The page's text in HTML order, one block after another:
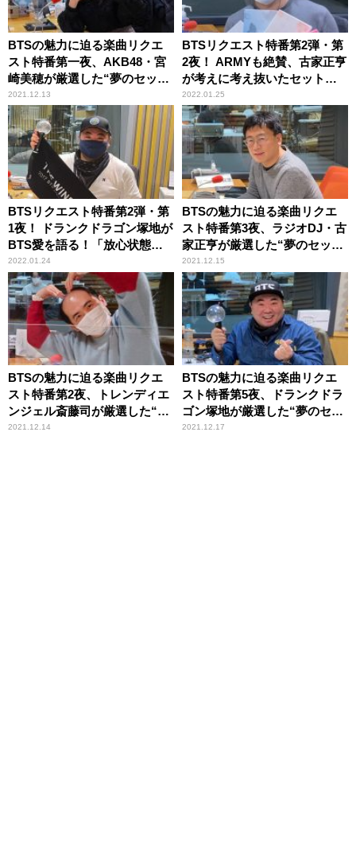
BTSの魅力に迫る楽曲リクエ
スト特番第一夜、AKB48・宮
崎美穂が厳選した“夢のセット
リスト”を披露
2021.12.13
BTSリクエスト特番第2弾・第
2夜！ ARMYも絶賛、古家正亨
が考えに考え抜いたセットリ
ストを公開！
2022.01.25
BTSリクエスト特番第2弾・第
1夜！ ドランクドラゴン塚地が
BTS愛を語る！「放心状態に
なりましたね」
2022.01.24
BTSの魅力に迫る楽曲リクエ
スト特番第3夜、ラジオDJ・古
家正亨が厳選した“夢のセット
リスト”を披露
2021.12.15
BTSの魅力に迫る楽曲リクエ
スト特番第2夜、トレンディエ
ンジェル斎藤司が厳選した“夢
のセットリスト”を披露
2021.12.14
BTSの魅力に迫る楽曲リクエ
スト特番第5夜、ドランクドラ
ゴン塚地が厳選した“夢のセッ
トリスト”を披露
2021.12.17